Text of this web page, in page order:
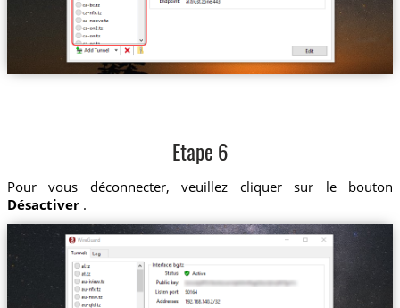
Etape 6
Pour vous déconnecter, veuillez cliquer sur le bouton
Désactiver.